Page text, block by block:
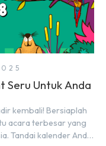
Seru Untuk Anda
kembali! Bersiaplah
acara terbesar yang
Tandai kalender Anda